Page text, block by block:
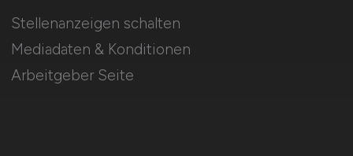
Stellenanzeigen schalten
Mediadaten & Konditionen
Arbeitgeber Seite